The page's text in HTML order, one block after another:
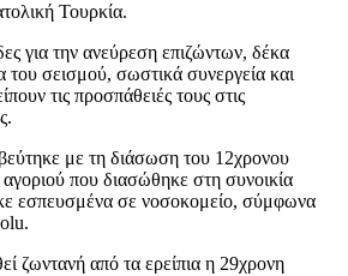
Τουρκία.
για την ανεύρεση επιζώντων, δέκα
του σεισμού, σωστικά συνεργεία και
τις προσπάθειές τους στις
με τη διάσωση του 12χρονου
που διασώθηκε στη συνοικία
εσπευσμένα σε νοσοκομείο, σύμφωνα
ζωντανή από τα ερείπια η 29χρονη